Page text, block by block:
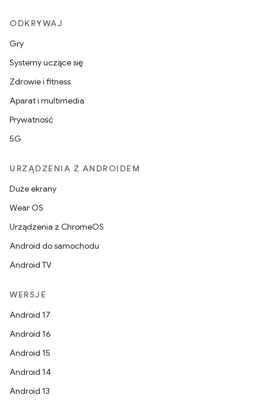
ODKRYWAJ
Gry
Systemy uczące się
Zdrowie i fitness
Aparat i multimedia
Prywatność
5G
URZĄDZENIA Z ANDROIDEM
Duże ekrany
Wear OS
Urządzenia z ChromeOS
Android do samochodu
Android TV
WERSJE
Android 17
Android 16
Android 15
Android 14
Android 13